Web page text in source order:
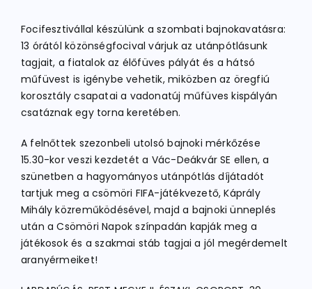
ATLÉTIKA
KERÉKPÁR
EGYÉB SPORTÁGAK
PÁLYÁK
ELÉRHETŐSÉGEK
Focifesztivállal készülünk a szombati bajnokavatásra:
13 órától közönségfocival várjuk az utánpótlásunk
tagjait, a fiatalok az élőfüves pályát és a hátsó
műfüvest is igénybe vehetik, miközben az öregfiú
korosztály csapatai a vadonatúj műfüves kispályán
csatáznak egy torna keretében.
A felnőttek szezonbeli utolsó bajnoki mérkőzése
15.30-kor veszi kezdetét a Vác-Deákvár SE ellen, a
szünetben a hagyományos utánpótlás díjátadót
tartjuk meg a csömöri FIFA-játékvezető, Káprály
Mihály közreműködésével, majd a bajnoki ünneplés
után a Csömöri Napok színpadán kapják meg a
játékosok és a szakmai stáb tagjai a jól megérdemelt
aranyérmeiket!